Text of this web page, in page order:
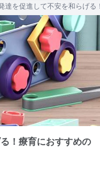
達を促進して不安を和らげ
！療育におすすめの